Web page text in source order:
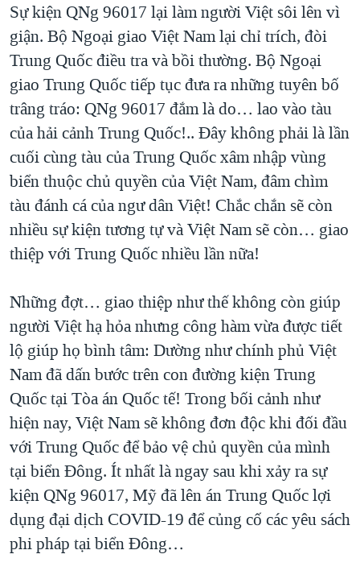
Sự kiện QNg 96017 lại làm người Việt sôi lên vì
giận. Bộ Ngoại giao Việt Nam lại chỉ trích, đòi
Trung Quốc điều tra và bồi thường. Bộ Ngoại
giao Trung Quốc tiếp tục đưa ra những tuyên bố
trâng tráo: QNg 96017 đắm là do… lao vào tàu
của hải cảnh Trung Quốc!.. Đây không phải là lần
cuối cùng tàu của Trung Quốc xâm nhập vùng
biển thuộc chủ quyền của Việt Nam, đâm chìm
tàu đánh cá của ngư dân Việt! Chắc chắn sẽ còn
nhiều sự kiện tương tự và Việt Nam sẽ còn… giao
thiệp với Trung Quốc nhiều lần nữa!
Những đợt… giao thiệp như thế không còn giúp
người Việt hạ hỏa nhưng công hàm vừa được tiết
lộ giúp họ bình tâm: Dường như chính phủ Việt
Nam đã dấn bước trên con đường kiện Trung
Quốc tại Tòa án Quốc tế! Trong bối cảnh như
hiện nay, Việt Nam sẽ không đơn độc khi đối đầu
với Trung Quốc để bảo vệ chủ quyền của mình
tại biển Đông. Ít nhất là ngay sau khi xảy ra sự
kiện QNg 96017, Mỹ đã lên án Trung Quốc lợi
dụng đại dịch COVID-19 để củng cố các yêu sách
phi pháp tại biển Đông…